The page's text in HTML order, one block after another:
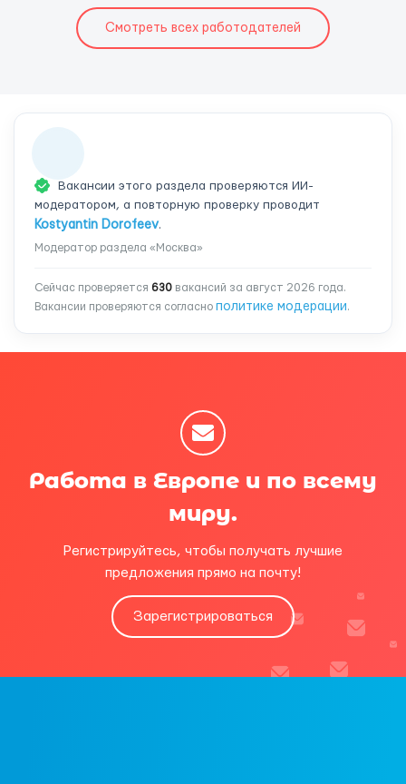
Смотреть всех работодателей
Вакансии этого раздела проверяются ИИ-
модератором, а повторную проверку проводит
Kostyantin Dorofeev.
Модератор раздела «Москва»
Сейчас проверяется 630 вакансий за август 2026 года.
Вакансии проверяются согласно политике модерации.
Работа в Европе и по всему
миру.
Регистрируйтесь, чтобы получать лучшие
предложения прямо на почту!
Зарегистрироваться